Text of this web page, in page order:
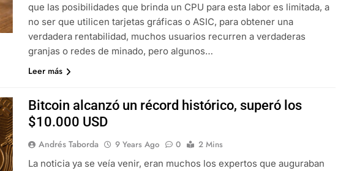
que las posibilidades que brinda un CPU para esta labor es limitada, a
no ser que utilicen tarjetas gráficas o ASIC, para obtener una
verdadera rentabilidad, muchos usuarios recurren a verdaderas
granjas o redes de minado, pero algunos…
Leer más
Bitcoin alcanzó un récord histórico, superó los
$10.000 USD
Andrés Taborda 9 Years Ago 0
2 Mins
La noticia ya se veía venir, eran muchos los expertos que auguraban